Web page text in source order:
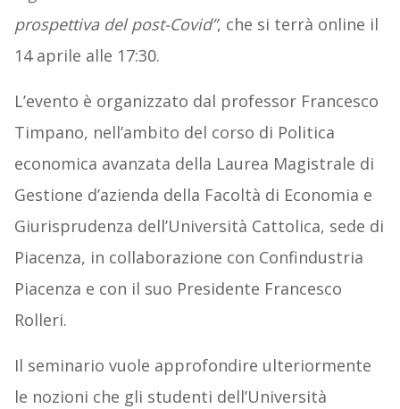
prospettiva del post-Covid”, che si terrà online il
14 aprile alle 17:30.
L’evento è organizzato dal professor Francesco
Timpano, nell’ambito del corso di Politica
economica avanzata della Laurea Magistrale di
Gestione d’azienda della Facoltà di Economia e
Giurisprudenza dell’Università Cattolica, sede di
Piacenza, in collaborazione con Confindustria
Piacenza e con il suo Presidente Francesco
Rolleri.
Il seminario vuole approfondire ulteriormente
le nozioni che gli studenti dell’Università